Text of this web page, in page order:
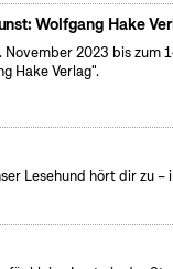
Wolfgang Hake
November 2023 bis zum
Hake Verlag".
Lesehund hört dir zu